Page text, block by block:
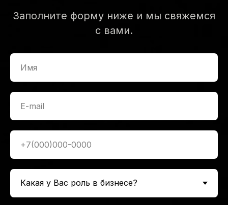
Заполните форму ниже и мы свяжемся
с вами.